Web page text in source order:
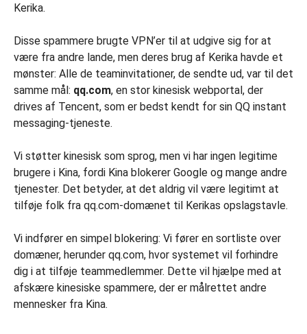
Kerika.
Disse spammere brugte VPN’er til at udgive sig for at
være fra andre lande, men deres brug af Kerika havde et
mønster: Alle de teaminvitationer, de sendte ud, var til det
samme mål: qq.com, en stor kinesisk webportal, der
drives af Tencent, som er bedst kendt for sin QQ instant
messaging-tjeneste.
Vi støtter kinesisk som sprog, men vi har ingen legitime
brugere i Kina, fordi Kina blokerer Google og mange andre
tjenester. Det betyder, at det aldrig vil være legitimt at
tilføje folk fra qq.com-domænet til Kerikas opslagstavle.
Vi indfører en simpel blokering: Vi fører en sortliste over
domæner, herunder qq.com, hvor systemet vil forhindre
dig i at tilføje teammedlemmer. Dette vil hjælpe med at
afskære kinesiske spammere, der er målrettet andre
mennesker fra Kina.